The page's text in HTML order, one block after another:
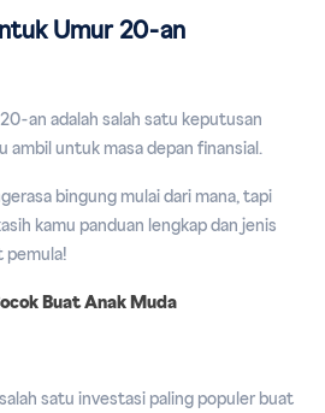
Umur 20-an
an adalah salah satu keputusan
ambil untuk masa depan finansial.
bingung mulai dari mana, tapi
kamu panduan lengkap dan jenis
pemula!
Buat Anak Muda
satu investasi paling populer buat